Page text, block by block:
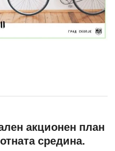
акционен план
средина.